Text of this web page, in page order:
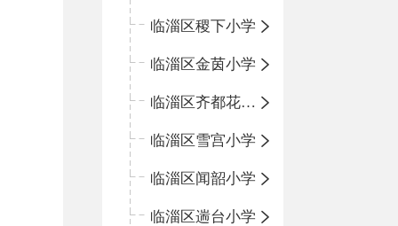
临淄区稷下小学
临淄区金茵小学
临淄区齐都花园小学
临淄区雪宫小学
临淄区闻韶小学
临淄区遄台小学